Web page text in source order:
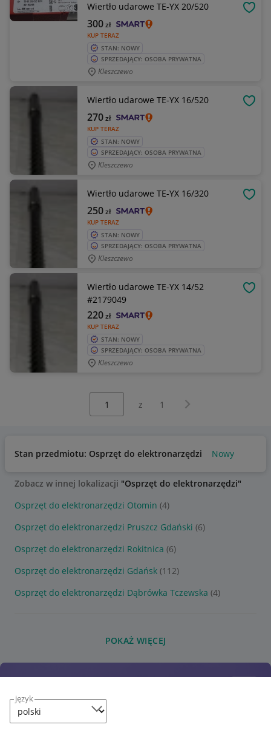
język
Wiertło udarowe TE-YX 20/520
KUP TERAZ
300zł
STAN: NOWY
SPRZEDAJĄCY: OSOBA PRYWATNA
Kleszczewo
Wiertło udarowe TE-YX 16/520
KUP TERAZ
270zł
STAN: NOWY
SPRZEDAJĄCY: OSOBA PRYWATNA
Kleszczewo
Wiertło udarowe TE-YX 16/320
KUP TERAZ
250zł
STAN: NOWY
SPRZEDAJĄCY: OSOBA PRYWATNA
Kleszczewo
Wiertło udarowe TE-YX 14/52
#2179049
KUP TERAZ
220zł
STAN: NOWY
SPRZEDAJĄCY: OSOBA PRYWATNA
Kleszczewo
z 1 Następna strona
Stan przedmiotu: Osprzęt do elektronarzędzi Nowy
Zobacz w innej lokalizacji "Osprzęt do elektronarzędzi"
Osprzęt do elektronarzędzi Otomin (4)
Osprzęt do elektronarzędzi Pruszcz Gdański (6)
Osprzęt do elektronarzędzi Rokitnica (6)
Osprzęt do elektronarzędzi Gdańsk (112)
Osprzęt do elektronarzędzi Dąbrówka Tczewska (4)
POKAŻ WIĘCEJ